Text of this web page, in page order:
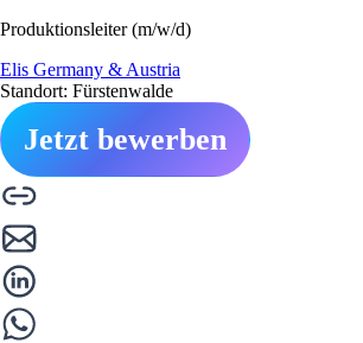
Produktionsleiter (m/w/d)
Elis Germany & Austria
Standort: Fürstenwalde
Jetzt bewerben